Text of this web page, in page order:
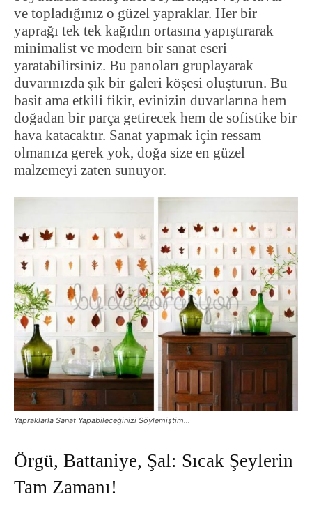
ve topladığınız o güzel yapraklar. Her bir
yaprağı tek tek kağıdın ortasına yapıştırarak
minimalist ve modern bir sanat eseri
yaratabilirsiniz. Bu panoları gruplayarak
duvarınızda şık bir galeri köşesi oluşturun. Bu
basit ama etkili fikir, evinizin duvarlarına hem
doğadan bir parça getirecek hem de sofistike bir
hava katacaktır. Sanat yapmak için ressam
olmanıza gerek yok, doğa size en güzel
malzemeyi zaten sunuyor.
Yapraklarla Sanat Yapabileceğinizi Söylemiştim…
Örgü, Battaniye, Şal: Sıcak Şeylerin
Tam Zamanı!